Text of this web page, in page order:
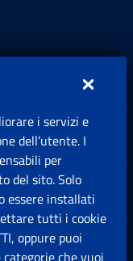
i servizi e
dell’utente. I
per
del sito. Solo
essere installati
tutti i cookie
oppure puoi
che vuoi